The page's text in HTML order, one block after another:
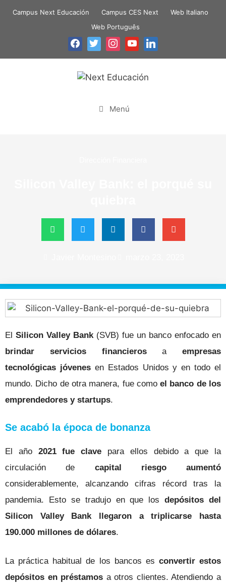
Campus Next Educación Campus CES Next
Web Italiano
Web Português
Menú
El Silicon Valley Bank(SVB) fue un banco enfocado en
brindar servicios financierosa empresas
tecnológicas jóvenesen Estados Unidos y en todo el
mundo. Dicho de otra manera, fue comoel banco de los
emprendedores y startups.
Se acabó la época de bonanza
El año 2021 fue clave para ellos debido a que la
circulación de capital riesgo aumentó
considerablemente, alcanzando cifras récord tras la
pandemia. Esto se tradujo en que losdepósitos del
Silicon Valley Bank llegaron a triplicarse hasta
190.000 millones de dólares.
La práctica habitual de los bancos es convertir estos
depósitos en préstamos a otros clientes. Atendiendo a